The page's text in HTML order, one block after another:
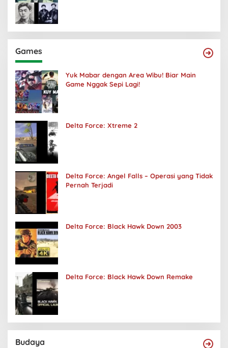
Games
Yuk Mabar dengan Area Wibu! Biar Main
Game Nggak Sepi Lagi!
Delta Force: Xtreme 2
Delta Force: Angel Falls – Operasi yang Tidak
Pernah Terjadi
Delta Force: Black Hawk Down 2003
Delta Force: Black Hawk Down Remake
Budaya